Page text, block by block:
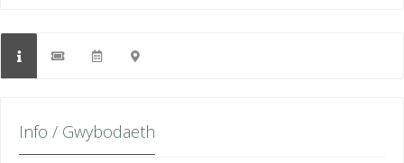
Info / Gwybodaeth